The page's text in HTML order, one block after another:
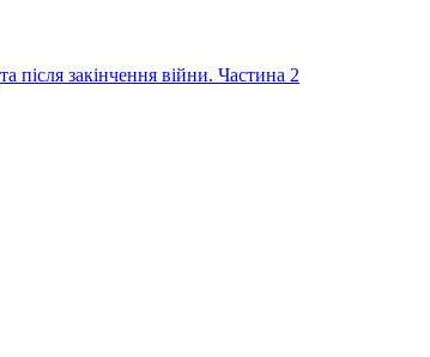
після закінчення війни. Частина 2